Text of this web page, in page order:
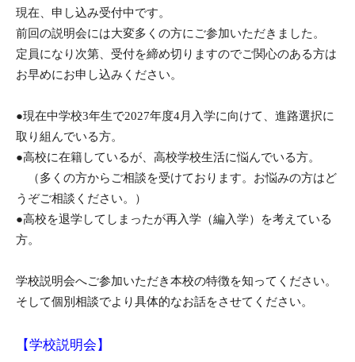
現在、申し込み受付中です。
前回の説明会には大変多くの方にご参加いただきました。
定員になり次第、受付を締め切りますのでご関心のある方は
お早めにお申し込みください。
●現在中学校3年生で2027年度4月入学に向けて、進路選択に
取り組んでいる方。
●高校に在籍しているが、高校学校生活に悩んでいる方。
（多くの方からご相談を受けております。お悩みの方はど
うぞご相談ください。）
●高校を退学してしまったが再入学（編入学）を考えている
方。
学校説明会へご参加いただき本校の特徴を知ってください。
そして個別相談でより具体的なお話をさせてください。
【学校説明会】